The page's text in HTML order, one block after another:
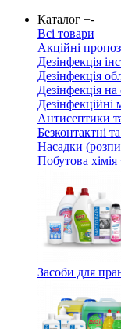
Каталог +-
Всі товари
Акційні
Дезінфекція
Дезінфекція
Дезінфекція
Дезінфекційні
Антисептики
Безконтактні
Насадки
Побутова хімія
Засоби для